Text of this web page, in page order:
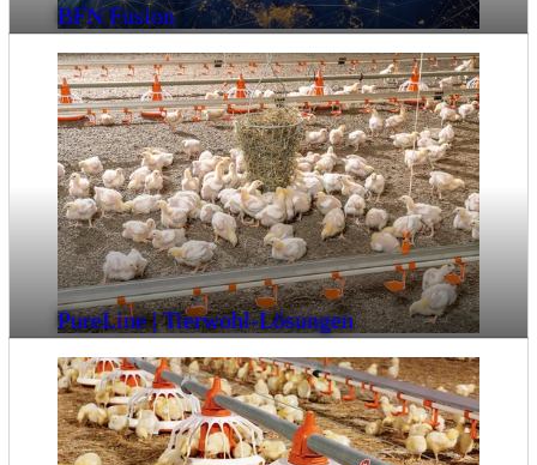
BFN Fusion
PureLine | Tierwohl-Lösungen